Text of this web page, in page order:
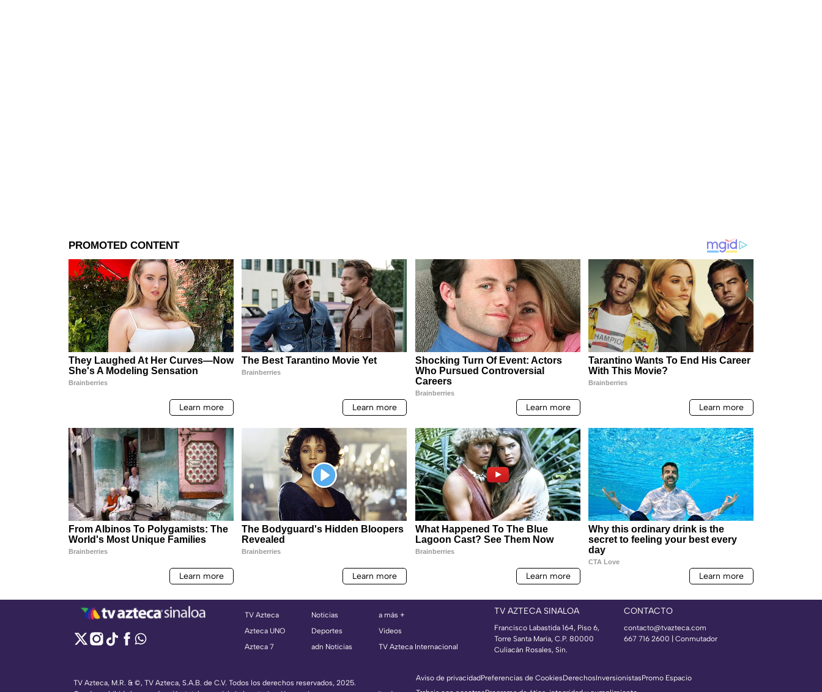
TV Azteca
Azteca UNO
Azteca 7
Noticias
Deportes
adn Noticias
a más +
Videos
TV Azteca Internacional
TV AZTECA SINALOA
Francisco Labastida 164, Piso 6,
Torre Santa María, C.P. 80000
Culiacán Rosales, Sin.
CONTACTO
contacto@tvazteca.com
667 716 2600 | Conmutador
TV Azteca, M.R. & ©, TV Azteca, S.A.B. de C.V. Todos los derechos reservados, 2025.
Aviso de privacidadPreferencias de CookiesDerechosInversionistasPromo Espacio